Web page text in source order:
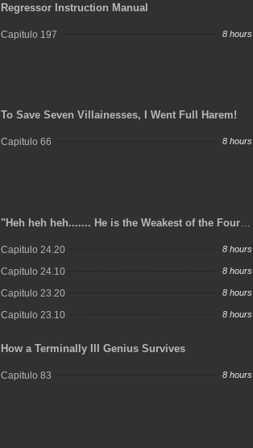
Regressor Instruction Manual
Capitulo 197 8 hours
To Save Seven Villainesses, I Went Full Harem!
Capitulo 66 8 hours
"Heh heh heh....... He is the Weakest of the Four
but Somehow I Became the Master of a Hero and
a Priestess
Capitulo 24.20 8 hours
Capitulo 24.10 8 hours
Capitulo 23.20 8 hours
Capitulo 23.10 8 hours
How a Terminally Ill Genius Survives
Capitulo 83 8 hours